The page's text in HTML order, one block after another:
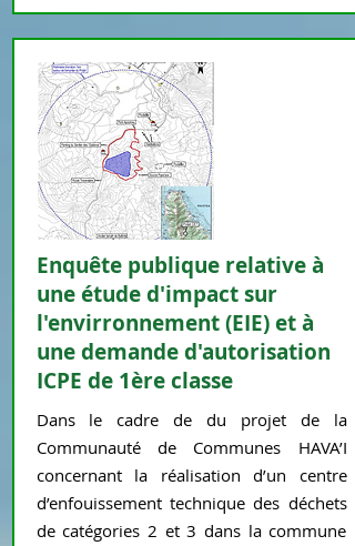
Enquête publique relative à
une étude d'impact sur
l'envirronnement (EIE) et à
une demande d'autorisation
ICPE de 1ère classe
Dans le cadre de du projet de la
Communauté de Communes HAVA’I
concernant la réalisation d’un centre
d’enfouissement technique des déchets
de catégories 2 et 3 dans la commune